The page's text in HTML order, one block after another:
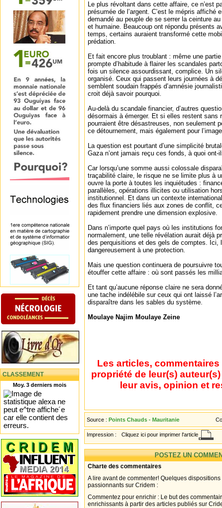
CLASSEMENT
Moy. 3 derniers mois
Le plus révoltant dans cette affaire, ce n’est
présumée de l’argent. C’est le mépris affiché
demandé au peuple de se serrer la ceinture
et humaine. Beaucoup ont répondu présents
temps, certains auraient transformé cette
prédation.
Et fait encore plus troublant : même une
prompte d’habitude à flairer les scandales
fois un silence assourdissant, complice. Un
organisé. Ceux qui passent leurs journées à
semblent soudain frappés d’amnésie
croit déjà savoir pourquoi.
Au-delà du scandale financier, d’autres
désormais à émerger. Et si elles restent sans
pourraient être désastreuses, non seulement
ce détournement, mais également pour
La question est pourtant d’une simplicité
Gaza n’ont jamais reçu ces fonds, à quoi ont-
Car lorsqu’une somme aussi colossale
traçabilité claire, le risque ne se limite plus à
ouvre la porte à toutes les inquiétudes :
parallèles, opérations illicites ou utilisation
institutionnel. Et dans un contexte
des flux financiers liés aux zones de conflit,
rapidement prendre une dimension explosive.
Dans n’importe quel pays où les institutions
normalement, une telle révélation aurait déjà
des perquisitions et des gels de comptes. Ici,
dangereusement à une protection.
Mais une question continuera de poursuivre
étouffer cette affaire : où sont passés les
Et tant qu’aucune réponse claire ne sera
une tache indélébile sur ceux qui ont laissé
disparaître dans les sables du système.
Moulaye Najim Moulaye Zeine
Les articles,
propriété de leur(s)
leur avis, opinion et
Source : Points Chauds - Mauritanie
Impression : Cliquez ici pour imprimer l'article
POSTEZ UN
Charte des commentaires
A lire avant de commenter! Quelques
passionnants sur Cridem :
Commentez pour enrichir : Le but des
enrichissants à partir des articles publiés sur